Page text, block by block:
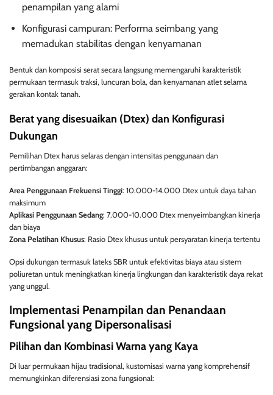
penampilan yang alami
Konfigurasi campuran: Performa seimbang yang
memadukan stabilitas dengan kenyamanan
Bentuk dan komposisi serat secara langsung memengaruhi karakteristik
permukaan termasuk traksi, luncuran bola, dan kenyamanan atlet selama
gerakan kontak tanah.
Berat yang disesuaikan (Dtex) dan Konfigurasi
Dukungan
Pemilihan Dtex harus selaras dengan intensitas penggunaan dan
pertimbangan anggaran:
Area Penggunaan Frekuensi Tinggi: 10.000-14.000 Dtex untuk daya tahan
maksimum
Aplikasi Penggunaan Sedang: 7.000-10.000 Dtex menyeimbangkan kinerja
dan biaya
Zona Pelatihan Khusus: Rasio Dtex khusus untuk persyaratan kinerja tertentu
Opsi dukungan termasuk lateks SBR untuk efektivitas biaya atau sistem
poliuretan untuk meningkatkan kinerja lingkungan dan karakteristik daya rekat
yang unggul.
Implementasi Penampilan dan Penandaan
Fungsional yang Dipersonalisasi
Pilihan dan Kombinasi Warna yang Kaya
Di luar permukaan hijau tradisional, kustomisasi warna yang komprehensif
memungkinkan diferensiasi zona fungsional: